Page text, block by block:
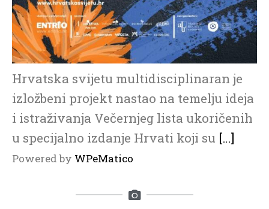
Hrvatska svijetu multidisciplinaran je
izložbeni projekt nastao na temelju ideja
i istraživanja Večernjeg lista ukoričenih
u specijalno izdanje Hrvati koji su […]
Powered by WPeMatico